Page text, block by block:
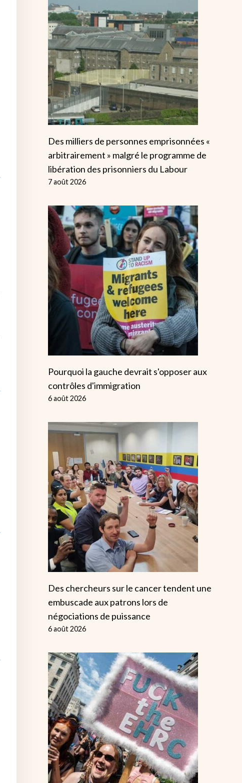
Des milliers de personnes emprisonnées «
arbitrairement » malgré le programme de
libération des prisonniers du Labour
7 août 2026
Pourquoi la gauche devrait s'opposer aux
contrôles d'immigration
6 août 2026
Des chercheurs sur le cancer tendent une
embuscade aux patrons lors de
négociations de puissance
6 août 2026